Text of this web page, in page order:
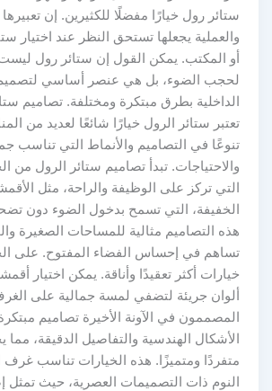
ستائر رول خيارًا مفضلًا للكثيرين. إن تعبيرها
والعملية يجعلها تستحق النظر عند اختيار
أو المكتب. يمكن القول إن ستائر رول ليست
لحجب الضوء، بل هي عنصر أساسي لتصميم
الداخلية بطرق مبتكرة ومختلفة. تصاميم
تعتبر ستائر الرول خيارًا شائعًا لعديد من
تنوعًا في التصاميم والأنماط التي تناسب جميع
والاحتياجات. تبدأ تصاميم ستائر الرول من
التي تركز على الوظيفة والراحة، مثل الأقمشة
الخفيفة، التي تسمح بدخول الضوء دون
هذه التصاميم مثالية للمساحات الصغيرة
تساهم في إحساس الفضاء المفتوح. على
خيارات أكثر تعقيدًا وأناقة. يمكن اختيار
ألوان جريئة لتضفي لمسة جمالية على الغرف.
المصممون في الآونة الأخيرة تصاميم مبتكرة
الأشكال الهندسية والتفاصيل الدقيقة، مما
متفردًا ومتميزًا. هذه الخيارات تناسب غرف
النوم ذات التصميمات العصرية، حيث تمثل